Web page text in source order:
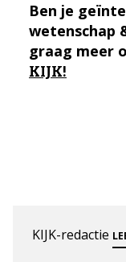
Ben je
wetenschap
graag meer
KIJK!
KIJK-redactie